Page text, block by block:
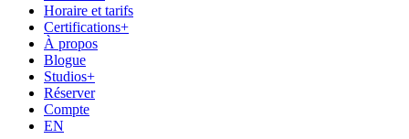
Horaire et tarifs
Certifications+
À propos
Blogue
Studios+
Réserver
Compte
EN